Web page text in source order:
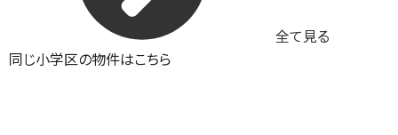
全て見る
同じ小学区の物件はこちら